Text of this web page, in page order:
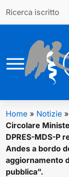
Ricerca iscritto
Home » Notizie »
Circolare
DPRES-MDS-P
Andes a bordo
aggiornamento
pubblica”.